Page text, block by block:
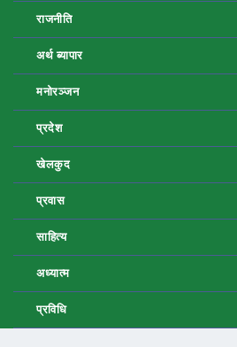
राजनीति
अर्थ ब्यापार
मनोरञ्जन
प्रदेश
खेलकुद
प्रवास
साहित्य
अध्यात्म
प्रविधि